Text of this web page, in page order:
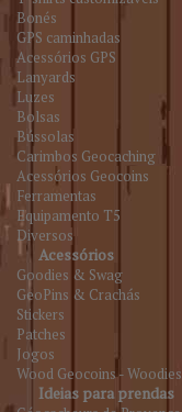
Bonés
GPS caminhadas
Acessórios GPS
Lanyards
Luzes
Bolsas
Bússolas
Carimbos Geocaching
Acessórios Geocoins
Ferramentas
Equipamento T5
Diversos
Acessórios
Goodies & Swag
GeoPins & Crachás
Stickers
Patches
Jogos
Wood Geocoins - Woodies
Ideias para prendas